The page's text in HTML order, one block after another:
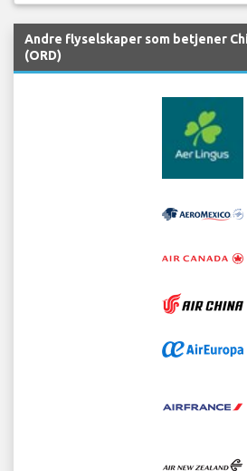
Andre flyselskaper som betjener
(ORD)